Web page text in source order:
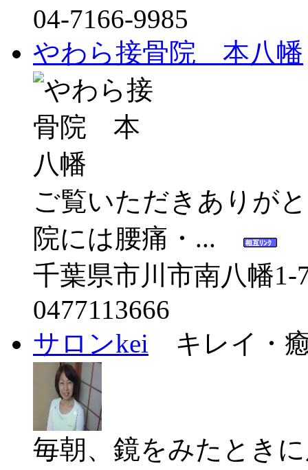
04-7166-9985
やわら接骨院 本八幡
ご覧いただきありが
院には腰痛・...
千葉県市川市南八幡1-
0477113666
サロンkei キレイ・
毎朝、鏡をみたとき